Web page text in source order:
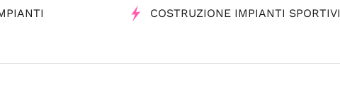
COSTRUZIONE IMPIANTI SPORTIVI